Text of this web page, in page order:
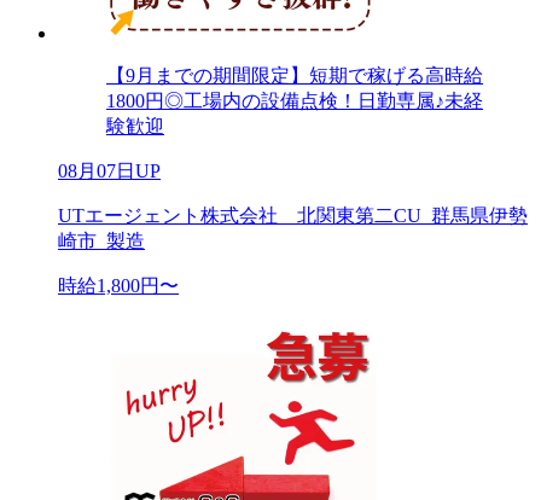
【9月までの期間限定】短期で稼げる高時給
1800円◎工場内の設備点検！日勤専属♪未経
験歓迎
08月07日UP
UTエージェント株式会社 北関東第二CU_群馬県伊勢
崎市_製造
時給1,800円〜